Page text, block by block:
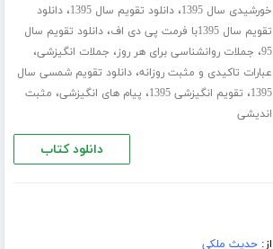
خورشیدی سال 1395
،دانلود تقویم سال 1395 ،دانلود
تقویم سال 1395با فرمت پی دی اف
،دانلود تقویم سال
95، جملات روانشناسی برای هر روز، جملات انگیزشی،
عبارات تاکیدی و مثبت روزانه،دانلود تقویم شمسی سال
1395، تقویم انگیزشی 1395 ، پیام های انگیزشی، مثبت
اندیشی
دانلود کتاب
از:حدیث ملکی